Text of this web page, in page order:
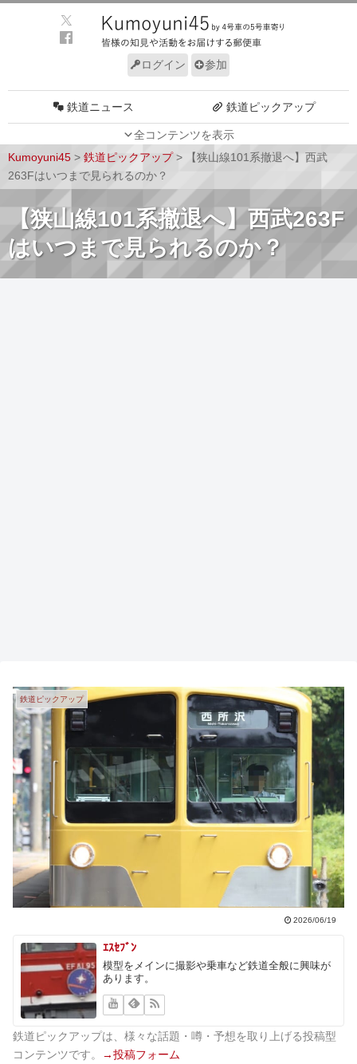
ログイン 参加
全コンテンツを表示
鉄道ニュース 鉄道ピックアップ
車両技術
Kumoyuni45 > 鉄道ピックアップ>
【狭山線101系撤退へ】西武
263Fはいつまで見られるのか？
【狭山線101系撤退へ】西武263F
はいつまで見られるのか？
鉄道ピックアップ
2026/06/19
ｴｽｾﾌﾞﾝ
模型をメインに撮影や乗車など鉄道全般に興味が
あります。
鉄道ピックアップは、様々な話題・噂・予想を取り上げる投稿型
コンテンツです。
→投稿フォーム